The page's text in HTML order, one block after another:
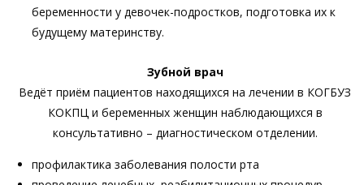
беременности у девочек-подростков, подготовка их к
будущему материнству.
Зубной врач
Ведёт приём пациентов находящихся на лечении в КОГБУЗ
КОКПЦ и беременных женщин наблюдающихся в
консультативно – диагностическом отделении.
профилактика заболевания полости рта